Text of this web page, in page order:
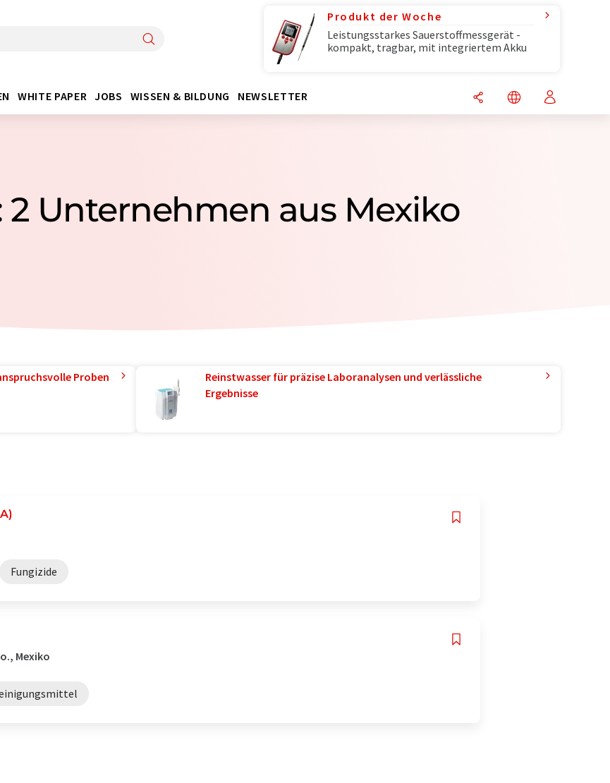
Produkt der Woche
Leistungsstarkes Sauerstoffmessgerät -
kompakt, tragbar, mit integriertem Akku
WHITE PAPER JOBS WISSEN & BILDUNG NEWSLETTER
2 Unternehmen aus Mexiko
Proben
Reinstwasser für präzise Laboranalysen und verlässliche
Ergebnisse
Fungizide
Mexiko